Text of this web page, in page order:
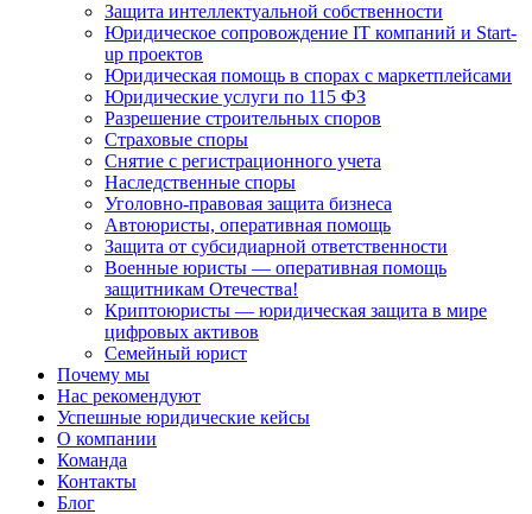
Защита интеллектуальной собственности
Юридическое сопровождение IT компаний и Start-
up проектов
Юридическая помощь в спорах с маркетплейсами
Юридические услуги по 115 ФЗ
Разрешение строительных споров
Страховые споры
Снятие с регистрационного учета
Наследственные споры
Уголовно-правовая защита бизнеса
Автоюристы, оперативная помощь
Защита от субсидиарной ответственности
Военные юристы — оперативная помощь
защитникам Отечества!
Криптоюристы — юридическая защита в мире
цифровых активов
Семейный юрист
Почему мы
Нас рекомендуют
Успешные юридические кейсы
О компании
Команда
Контакты
Блог